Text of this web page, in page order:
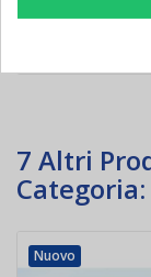
7 Altri
Categoria:
Nuovo